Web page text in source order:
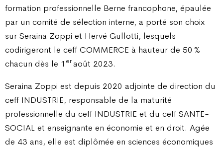
formation professionnelle Berne francophone, épaulée
par un comité de sélection interne, a porté son choix
sur Seraina Zoppi et Hervé Gullotti, lesquels
codirigeront le ceff COMMERCE à hauteur de 50 %
chacun dès le 1 er août 2023.
Seraina Zoppi est depuis 2020 adjointe de direction du
ceff INDUSTRIE, responsable de la maturité
professionnelle du ceff INDUSTRIE et du ceff SANTE-
SOCIAL et enseignante en économie et en droit. Agée
de 43 ans, elle est diplômée en sciences économiques